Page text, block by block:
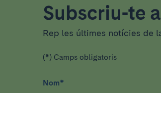
Subscriu-te
Rep les últimes notícies de
(*) Camps obligatoris
Nom*